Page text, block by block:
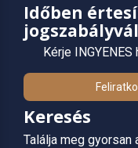
Időben
Kérje
Keresés
Találja meg